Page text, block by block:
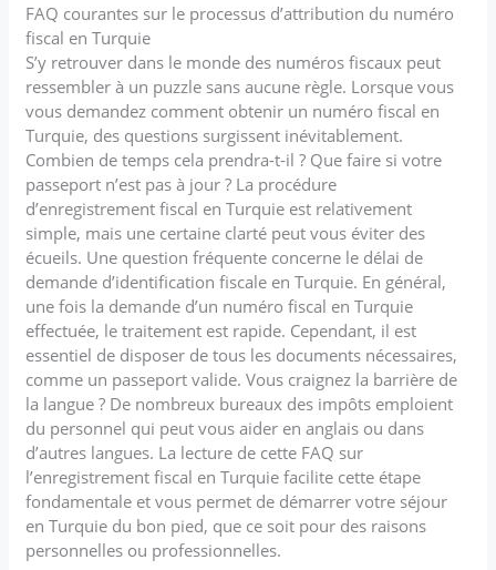
FAQ courantes sur le processus d’attribution du numéro
fiscal en Turquie
S’y retrouver dans le monde des numéros fiscaux peut
ressembler à un puzzle sans aucune règle. Lorsque vous
vous demandez comment obtenir un numéro fiscal en
Turquie, des questions surgissent inévitablement.
Combien de temps cela prendra-t-il ? Que faire si votre
passeport n’est pas à jour ? La procédure
d’enregistrement fiscal en Turquie est relativement
simple, mais une certaine clarté peut vous éviter des
écueils. Une question fréquente concerne le délai de
demande d’identification fiscale en Turquie. En général,
une fois la demande d’un numéro fiscal en Turquie
effectuée, le traitement est rapide. Cependant, il est
essentiel de disposer de tous les documents nécessaires,
comme un passeport valide. Vous craignez la barrière de
la langue ? De nombreux bureaux des impôts emploient
du personnel qui peut vous aider en anglais ou dans
d’autres langues. La lecture de cette FAQ sur
l’enregistrement fiscal en Turquie facilite cette étape
fondamentale et vous permet de démarrer votre séjour
en Turquie du bon pied, que ce soit pour des raisons
personnelles ou professionnelles.